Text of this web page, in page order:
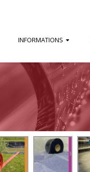
INFORMATIONS